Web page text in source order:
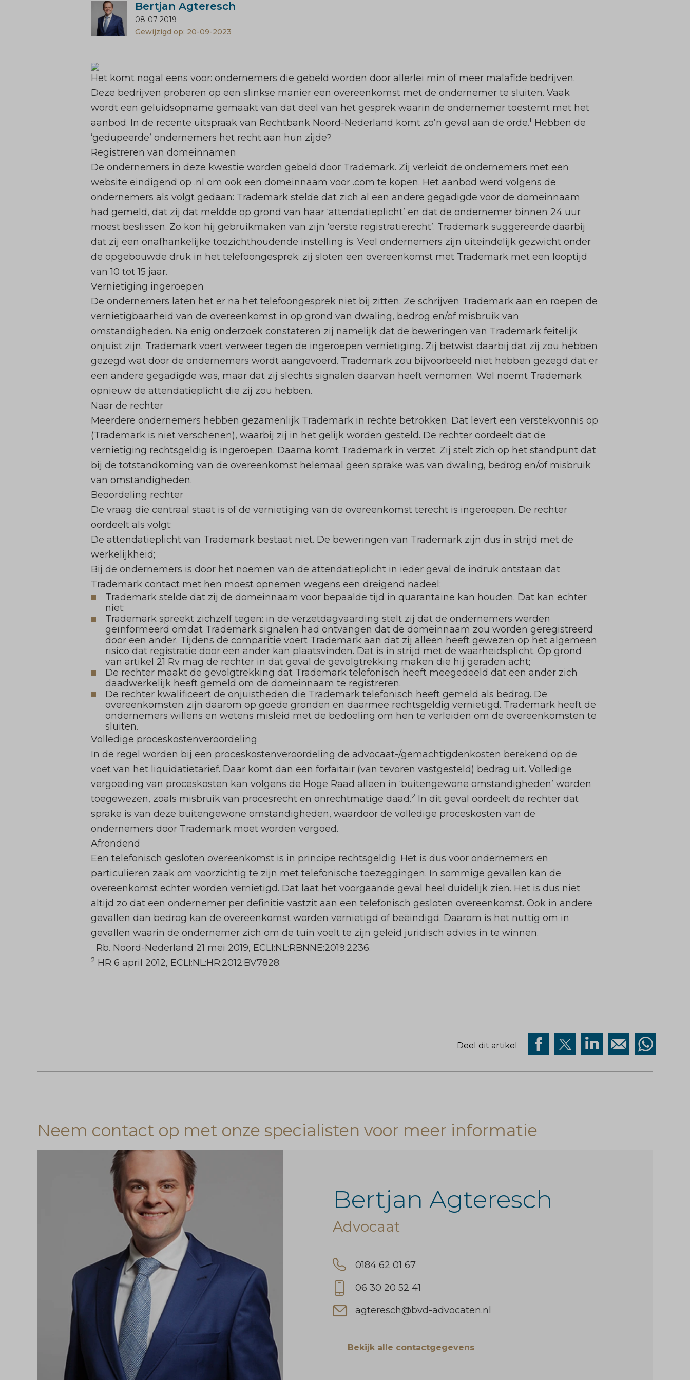
Bertjan Agteresch
08-07-2019
Gewijzigd op: 20-09-2023
Het komt nogal eens voor: ondernemers die gebeld worden door allerlei min of meer malafide bedrijven.
Deze bedrijven proberen op een slinkse manier een overeenkomst met de ondernemer te sluiten. Vaak
wordt een geluidsopname gemaakt van dat deel van het gesprek waarin de ondernemer toestemt met het
aanbod. In de recente uitspraak van Rechtbank Noord-Nederland komt zo’n geval aan de orde.1 Hebben de
‘gedupeerde’ ondernemers het recht aan hun zijde?
Registreren van domeinnamen
De ondernemers in deze kwestie worden gebeld door Trademark. Zij verleidt de ondernemers met een
website eindigend op .nl om ook een domeinnaam voor .com te kopen. Het aanbod werd volgens de
ondernemers als volgt gedaan: Trademark stelde dat zich al een andere gegadigde voor de domeinnaam
had gemeld, dat zij dat meldde op grond van haar ‘attendatieplicht’ en dat de ondernemer binnen 24 uur
moest beslissen. Zo kon hij gebruikmaken van zijn ‘eerste registratierecht’. Trademark suggereerde daarbij
dat zij een onafhankelijke toezichthoudende instelling is. Veel ondernemers zijn uiteindelijk gezwicht onder
de opgebouwde druk in het telefoongesprek: zij sloten een overeenkomst met Trademark met een looptijd
van 10 tot 15 jaar.
Vernietiging ingeroepen
De ondernemers laten het er na het telefoongesprek niet bij zitten. Ze schrijven Trademark aan en roepen de
vernietigbaarheid van de overeenkomst in op grond van dwaling, bedrog en/of misbruik van
omstandigheden. Na enig onderzoek constateren zij namelijk dat de beweringen van Trademark feitelijk
onjuist zijn. Trademark voert verweer tegen de ingeroepen vernietiging. Zij betwist daarbij dat zij zou hebben
gezegd wat door de ondernemers wordt aangevoerd. Trademark zou bijvoorbeeld niet hebben gezegd dat er
een andere gegadigde was, maar dat zij slechts signalen daarvan heeft vernomen. Wel noemt Trademark
opnieuw de attendatieplicht die zij zou hebben.
Naar de rechter
Meerdere ondernemers hebben gezamenlijk Trademark in rechte betrokken. Dat levert een verstekvonnis op
(Trademark is niet verschenen), waarbij zij in het gelijk worden gesteld. De rechter oordeelt dat de
vernietiging rechtsgeldig is ingeroepen. Daarna komt Trademark in verzet. Zij stelt zich op het standpunt dat
bij de totstandkoming van de overeenkomst helemaal geen sprake was van dwaling, bedrog en/of misbruik
van omstandigheden.
Beoordeling rechter
De vraag die centraal staat is of de vernietiging van de overeenkomst terecht is ingeroepen. De rechter
oordeelt als volgt:
De attendatieplicht van Trademark bestaat niet. De beweringen van Trademark zijn dus in strijd met de
werkelijkheid;
Bij de ondernemers is door het noemen van de attendatieplicht in ieder geval de indruk ontstaan dat
Trademark contact met hen moest opnemen wegens een dreigend nadeel;
Trademark stelde dat zij de domeinnaam voor bepaalde tijd in quarantaine kan houden. Dat kan echter
niet;
Trademark spreekt zichzelf tegen: in de verzetdagvaarding stelt zij dat de ondernemers werden
geïnformeerd omdat Trademark signalen had ontvangen dat de domeinnaam zou worden geregistreerd
door een ander. Tijdens de comparitie voert Trademark aan dat zij alleen heeft gewezen op het algemeen
risico dat registratie door een ander kan plaatsvinden. Dat is in strijd met de waarheidsplicht. Op grond
van artikel 21 Rv mag de rechter in dat geval de gevolgtrekking maken die hij geraden acht;
De rechter maakt de gevolgtrekking dat Trademark telefonisch heeft meegedeeld dat een ander zich
daadwerkelijk heeft gemeld om de domeinnaam te registreren.
De rechter kwalificeert de onjuistheden die Trademark telefonisch heeft gemeld als bedrog. De
overeenkomsten zijn daarom op goede gronden en daarmee rechtsgeldig vernietigd. Trademark heeft de
ondernemers willens en wetens misleid met de bedoeling om hen te verleiden om de overeenkomsten te
sluiten.
Volledige proceskostenveroordeling
In de regel worden bij een proceskostenveroordeling de advocaat-/gemachtigdenkosten berekend op de
voet van het liquidatietarief. Daar komt dan een forfaitair (van tevoren vastgesteld) bedrag uit. Volledige
vergoeding van proceskosten kan volgens de Hoge Raad alleen in ‘buitengewone omstandigheden’ worden
toegewezen, zoals misbruik van procesrecht en onrechtmatige daad.2 In dit geval oordeelt de rechter dat
sprake is van deze buitengewone omstandigheden, waardoor de volledige proceskosten van de
ondernemers door Trademark moet worden vergoed.
Afrondend
Een telefonisch gesloten overeenkomst is in principe rechtsgeldig. Het is dus voor ondernemers en
particulieren zaak om voorzichtig te zijn met telefonische toezeggingen. In sommige gevallen kan de
overeenkomst echter worden vernietigd. Dat laat het voorgaande geval heel duidelijk zien. Het is dus niet
altijd zo dat een ondernemer per definitie vastzit aan een telefonisch gesloten overeenkomst. Ook in andere
gevallen dan bedrog kan de overeenkomst worden vernietigd of beëindigd. Daarom is het nuttig om in
gevallen waarin de ondernemer zich om de tuin voelt te zijn geleid juridisch advies in te winnen.
1 Rb. Noord-Nederland 21 mei 2019, ECLI:NL:RBNNE:2019:2236.
2 HR 6 april 2012, ECLI:NL:HR:2012:BV7828.
Deel dit artikel
Neem contact op met onze specialisten voor meer informatie
Bertjan Agteresch
Advocaat
0184 62 01 67
06 30 20 52 41
agteresch@bvd-advocaten.nl
Bekijk alle contactgegevens